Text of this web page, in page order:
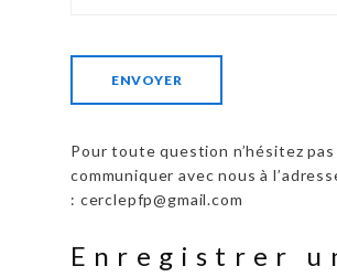
Pour toute question n’hésitez pas
communiquer avec nous à
: cerclepfp@gmail.com
Enregistrer